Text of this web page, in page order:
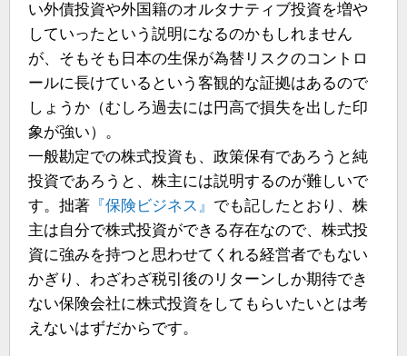
い外債投資や外国籍のオルタナティブ投資を増や
していったという説明になるのかもしれません
が、そもそも日本の生保が為替リスクのコントロ
ールに長けているという客観的な証拠はあるので
しょうか（むしろ過去には円高で損失を出した印
象が強い）。
一般勘定での株式投資も、政策保有であろうと純
投資であろうと、株主には説明するのが難しいで
す。拙著 『保険ビジネス』 でも記したとおり、株
主は自分で株式投資ができる存在なので、株式投
資に強みを持つと思わせてくれる経営者でもない
かぎり、わざわざ税引後のリターンしか期待でき
ない保険会社に株式投資をしてもらいたいとは考
えないはずだからです。